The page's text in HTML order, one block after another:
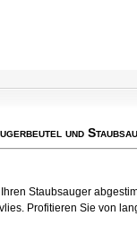
und
Staubsauger
Profitieren Sie von